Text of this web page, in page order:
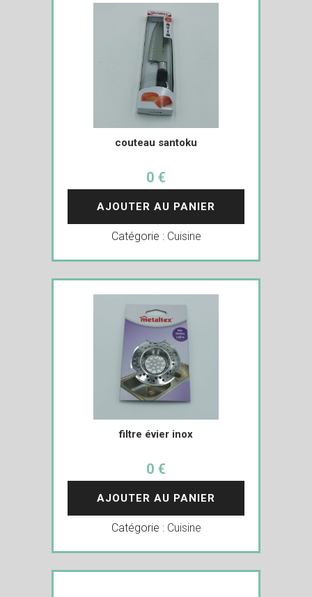
couteau santoku
0 €
AJOUTER AU PANIER
Catégorie : Cuisine
filtre évier inox
0 €
AJOUTER AU PANIER
Catégorie : Cuisine